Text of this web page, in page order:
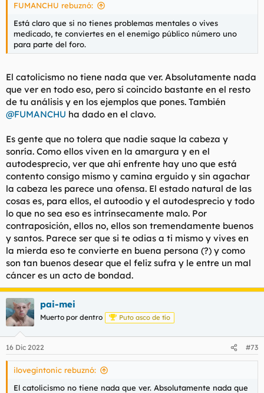
FUMANCHU rebuznó:
Está claro que si no tienes problemas mentales o vives
medicado, te conviertes en el enemigo público número uno
para parte del foro.
El catolicismo no tiene nada que ver. Absolutamente nada
que ver en todo eso, pero sí coincido bastante en el resto
de tu análisis y en los ejemplos que pones. También
@FUMANCHU ha dado en el clavo.
Es gente que no tolera que nadie saque la cabeza y
sonría. Como ellos viven en la amargura y en el
autodesprecio, ver que ahí enfrente hay uno que está
contento consigo mismo y camina erguido y sin agachar
la cabeza les parece una ofensa. El estado natural de las
cosas es, para ellos, el autoodio y el autodesprecio y todo
lo que no sea eso es intrínsecamente malo. Por
contraposición, ellos no, ellos son tremendamente buenos
y santos. Parece ser que si te odias a ti mismo y vives en
la mierda eso te convierte en buena persona (?) y como
son tan buenos desear que el feliz sufra y le entre un mal
cáncer es un acto de bondad.
pai-mei
Muerto por dentro Puto asco de tío
16 Dic 2022 #73
ilovegintonic rebuznó:
El catolicismo no tiene nada que ver. Absolutamente nada que